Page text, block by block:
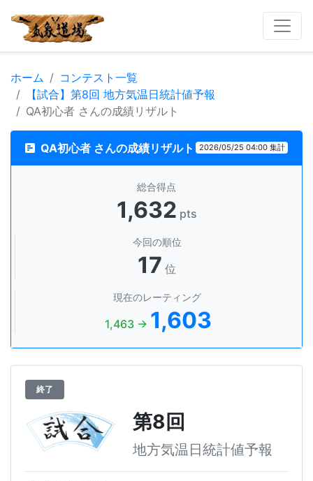
ホーム
コンテスト一覧
【試合】第8回 地方気温日統計値予報
QA初心者 さんの成績リザルト
QA初心者 さんの成績リザルト 2026/05/25 04:00 集計
総合得点
1,632 pts
今回の順位
17 位
現在のレーティング
1,463 → 1,603
終了
第8回
地方気温日統計値予報